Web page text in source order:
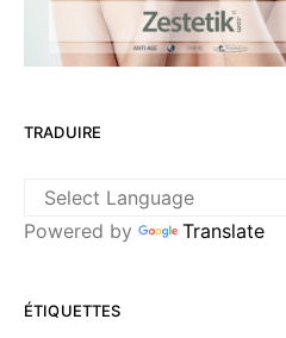
TRADUIRE
Powered by Translate
ÉTIQUETTES